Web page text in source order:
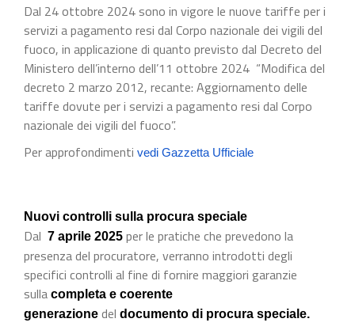
Dal 24 ottobre 2024 sono in vigore le nuove tariffe per i
servizi a pagamento resi dal Corpo nazionale dei vigili del
fuoco, in applicazione di quanto previsto dal Decreto del
Ministero dell’interno dell’11 ottobre 2024 “Modifica del
decreto 2 marzo 2012, recante: Aggiornamento delle
tariffe dovute per i servizi a pagamento resi dal Corpo
nazionale dei vigili del fuoco”.
Per approfondimenti vedi Gazzetta Ufficiale
Nuovi controlli sulla procura speciale
Dal 7 aprile 2025 per le pratiche che prevedono la
presenza del procuratore, verranno introdotti degli
specifici controlli al fine di fornire maggiori garanzie
sulla completa e coerente
generazione del documento di procura speciale.